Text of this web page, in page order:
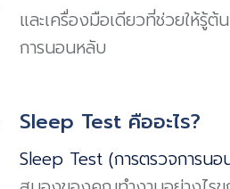
และเครื่องมือเดียวที่ช่วยให้รู้
การนอนหลับ
Sleep Test คืออะไร?
Sleep Test (การตรวจการน